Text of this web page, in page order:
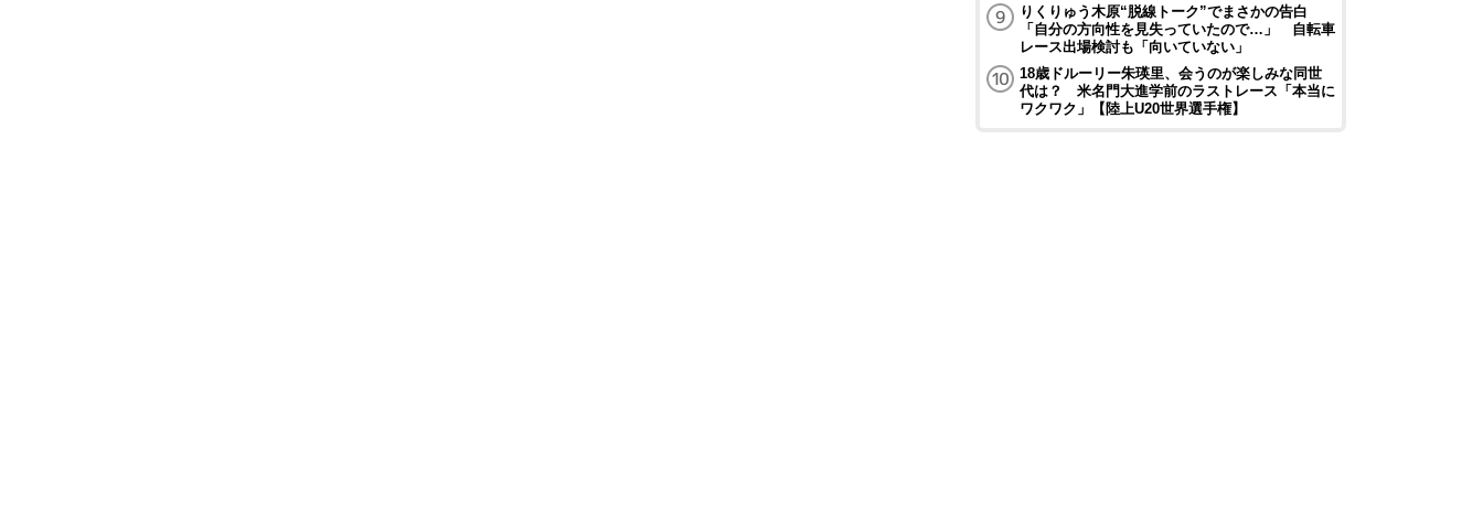
りくりゅう木原“脱線トーク”でまさかの告白
「自分の方向性を見失っていたので…」 自転車
レース出場検討も「向いていない」
18歳ドルーリー朱瑛里、会うのが楽しみな同世
代は？ 米名門大進学前のラストレース「本当に
ワクワク」【陸上U20世界選手権】